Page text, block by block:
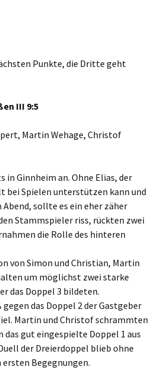
Punkte, die Dritte geht
III 9:5
Martin Wehage, Christof
Ginnheim an. Ohne Elias, der
bei Spielen unterstützen kann und
sollte es ein eher zäher
Stammspieler riss, rückten zwei
die Rolle des hinteren
von Simon und Christian, Martin
um möglichst zwei starke
das Doppel 3 bildeten.
das Doppel 2 der Gastgeber
Martin und Christof schrammten
gut eingespielte Doppel 1 aus
der Dreierdoppel blieb ohne
ersten Begegnungen.